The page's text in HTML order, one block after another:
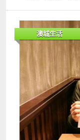
Portfolio專業化
與澳門喪屍行
作、文字，以
的人和事往往
內心想法，發
情緒和情感的
以暗喻來表達
進入她的情感世
一面，也多明白
澳城生活